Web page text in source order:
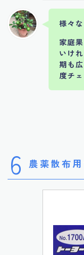
様々
家庭
いけ
期も
度チ
6 農薬散布